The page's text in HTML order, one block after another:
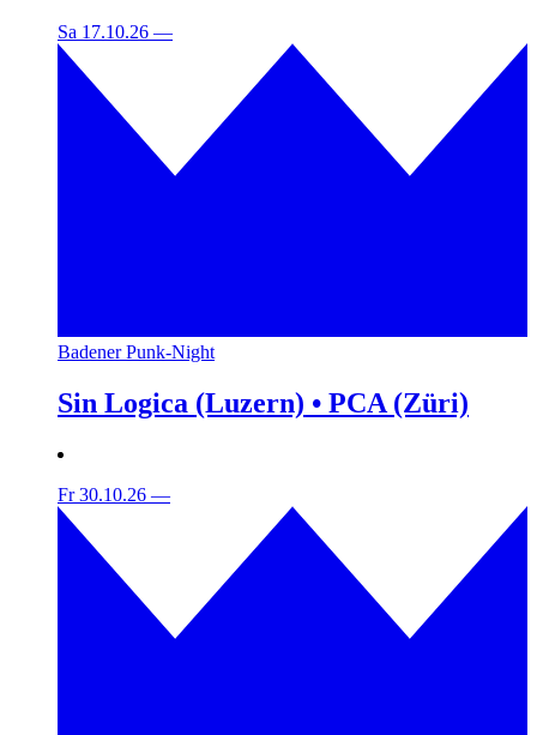
Sa 17.10.26 —
Badener Punk-Night
Sin Logica (Luzern) • PCA (Züri)
Fr 30.10.26 —